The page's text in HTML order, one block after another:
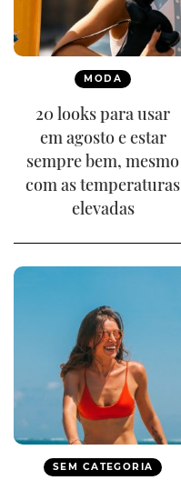
MODA
20 looks para usar
em agosto e estar
sempre bem, mesmo
com as temperaturas
elevadas
SEM CATEGORIA